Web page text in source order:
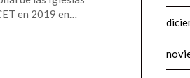
en 2019 en…